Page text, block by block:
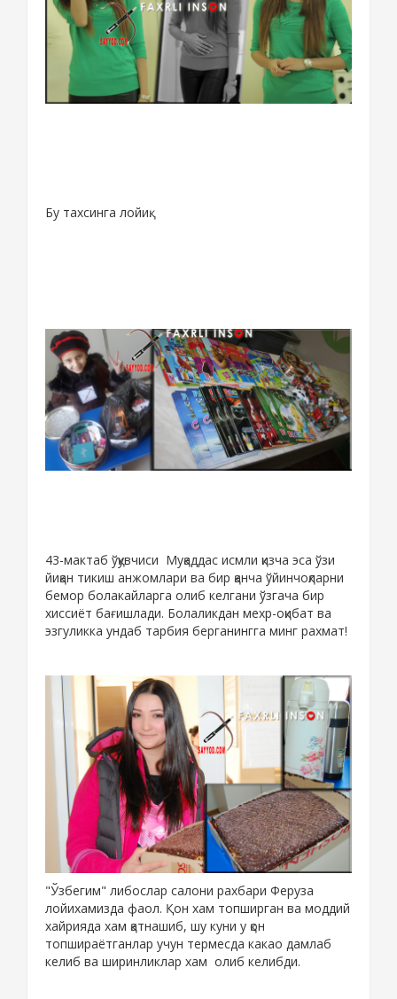
Бу тахсинга лойиқ.
43-мактаб ўқувчиси Муқаддас исмли қизча эса ўзи
йиқан тикиш анжомлари ва бир қанча ўйинчоқларни
бемор болакайларга олиб келгани ўзгача бир
хиссиёт бағишлади. Болаликдан мехр-оқибат ва
эзгуликка ундаб тарбия берганингга минг рахмат!
"Ўзбегим" либослар салони рахбари Феруза
лойихамизда фаол. Қон хам топширган ва моддий
хайрияда хам қатнашиб, шу куни у қон
топшираётганлар учун термесда какао дамлаб
келиб ва ширинликлар хам олиб келибди.